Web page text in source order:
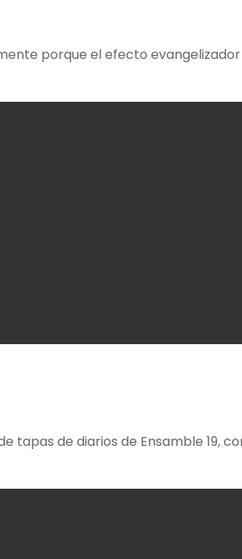
porque el efecto
tapas de diarios de Ensamble 19,